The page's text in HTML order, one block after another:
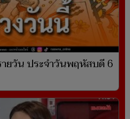
ยวัน ประจำวันพฤหัสบดี 6